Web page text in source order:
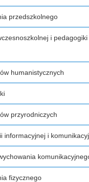
przedszkolnego
i pedagogiki
humanistycznych
przyrodniczych
informacyjnej i
fizycznego